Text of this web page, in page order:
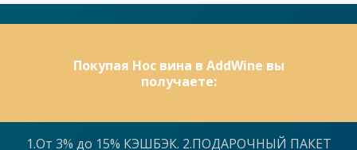
Покупая Нос вина в AddWine вы
получаете:
1.От 3% до 15% КЭШБЭК. 2.ПОДАРОЧНЫЙ ПАКЕТ